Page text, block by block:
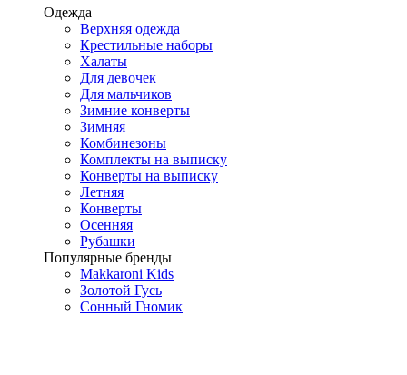
Одежда
Верхняя одежда
Крестильные наборы
Халаты
Для девочек
Для мальчиков
Зимние конверты
Зимняя
Комбинезоны
Комплекты на выписку
Конверты на выписку
Летняя
Конверты
Осенняя
Рубашки
Популярные бренды
Makkaroni Kids
Золотой Гусь
Сонный Гномик